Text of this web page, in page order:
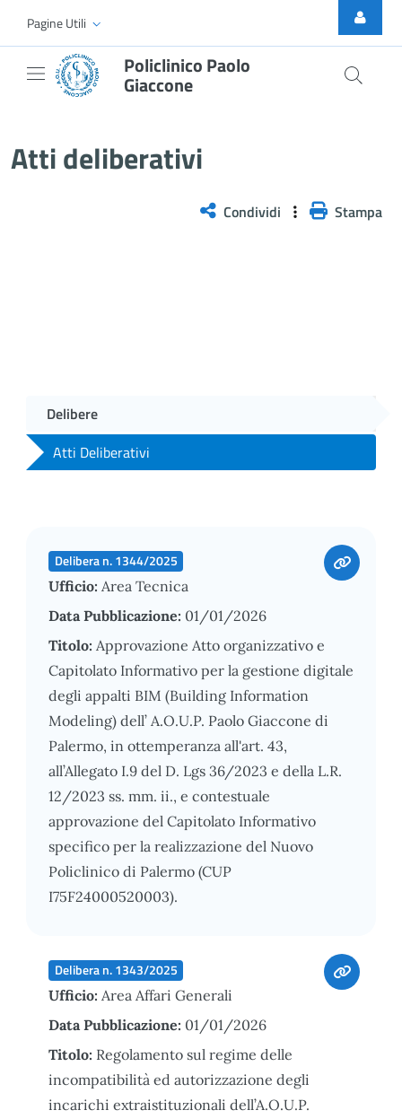
Skip to Main Content
Pagine Utili
Policlinico Paolo
Giaccone
Atti deliberativi
Condividi Stampa
Delibere
Atti Deliberativi
Delibera n. 1344/2025
Ufficio: Area Tecnica
Data Pubblicazione: 01/01/2026
Titolo: Approvazione Atto organizzativo e
Capitolato Informativo per la gestione digitale
degli appalti BIM (Building Information
Modeling) dell’ A.O.U.P. Paolo Giaccone di
Palermo, in ottemperanza all'art. 43,
all’Allegato I.9 del D. Lgs 36/2023 e della L.R.
12/2023 ss. mm. ii., e contestuale
approvazione del Capitolato Informativo
specifico per la realizzazione del Nuovo
Policlinico di Palermo (CUP
I75F24000520003).
Delibera n. 1343/2025
Ufficio: Area Affari Generali
Data Pubblicazione: 01/01/2026
Titolo: Regolamento sul regime delle
incompatibilità ed autorizzazione degli
incarichi extraistituzionali dell’A.O.U.P.